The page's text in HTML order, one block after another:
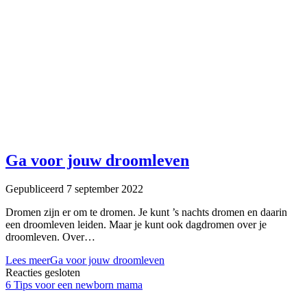
Ga voor jouw droomleven
Gepubliceerd 7 september 2022
Dromen zijn er om te dromen. Je kunt ’s nachts dromen en daarin
een droomleven leiden. Maar je kunt ook dagdromen over je
droomleven. Over…
Lees meerGa voor jouw droomleven
Reacties gesloten
6 Tips voor een newborn mama